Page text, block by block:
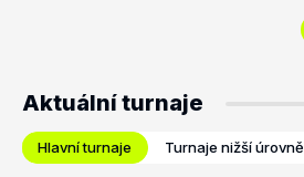
Aktuální turnaje
Hlavní turnaje Turnaje nižší úrovně